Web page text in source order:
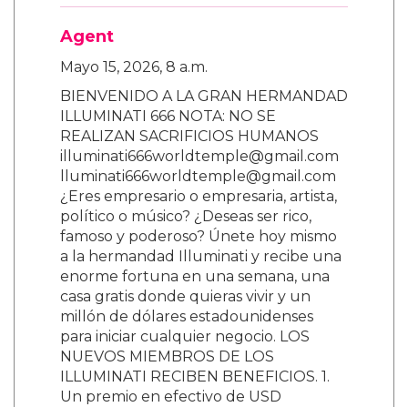
Agent
Mayo 15, 2026, 8 a.m.
BIENVENIDO A LA GRAN HERMANDAD
ILLUMINATI 666 NOTA: NO SE
REALIZAN SACRIFICIOS HUMANOS
illuminati666worldtemple@gmail.com
lluminati666worldtemple@gmail.com
¿Eres empresario o empresaria, artista,
político o músico? ¿Deseas ser rico,
famoso y poderoso? Únete hoy mismo
a la hermandad Illuminati y recibe una
enorme fortuna en una semana, una
casa gratis donde quieras vivir y un
millón de dólares estadounidenses
para iniciar cualquier negocio. LOS
NUEVOS MIEMBROS DE LOS
ILLUMINATI RECIBEN BENEFICIOS. 1.
Un premio en efectivo de USD